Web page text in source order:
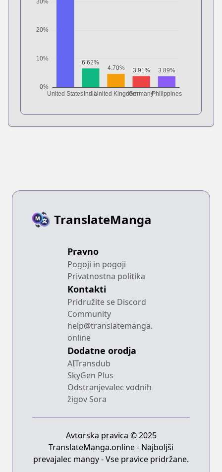
TranslateManga
Pravno
Pogoji in pogoji
Privatnostna politika
Kontakti
Pridružite se Discord
Community
help@translatemanga.
online
Dodatne orodja
AITransdub
SkyGen Plus
Odstranjevalec vodnih
žigov Sora
Avtorska pravica © 2025
TranslateManga.online - Najboljši
prevajalec mangy - Vse pravice pridržane.